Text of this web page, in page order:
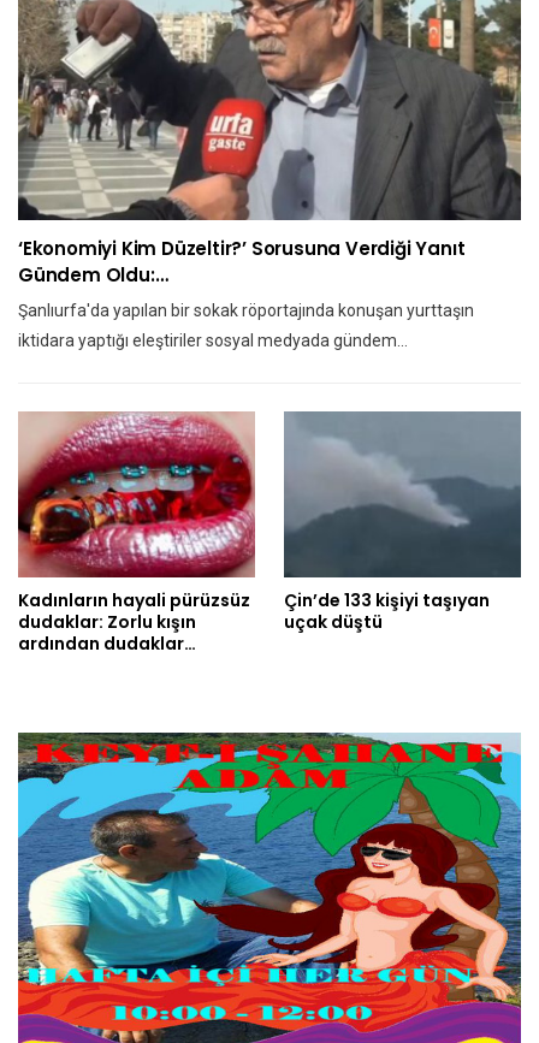
‘Ekonomiyi Kim Düzeltir?’ Sorusuna Verdiği Yanıt
Gündem Oldu:…
Şanlıurfa'da yapılan bir sokak röportajında konuşan yurttaşın
iktidara yaptığı eleştiriler sosyal medyada gündem…
Kadınların hayali pürüzsüz
dudaklar: Zorlu kışın
ardından dudaklar…
Çin’de 133 kişiyi taşıyan
uçak düştü